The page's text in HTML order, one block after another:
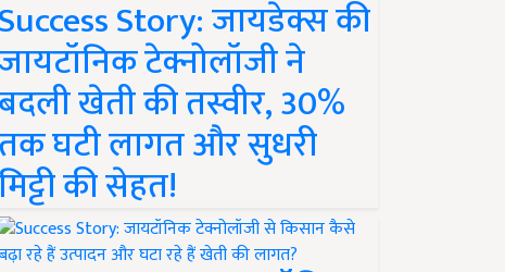
Success Story: जायडेक्स की
टेक्नोलॉजी ने
खेती की तस्वीर, 30%
घटी लागत और सुधरी
की सेहत!